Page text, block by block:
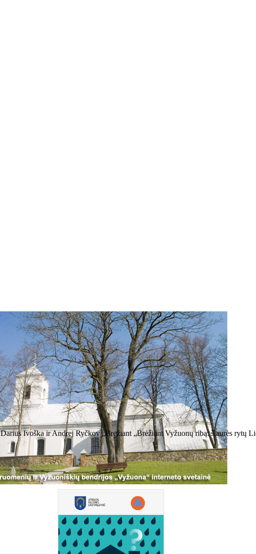
Darius Ivoška ir Andrej Ryčkov „Brėžiant „Brėžiant Vyžuonų ribą: šiaurės rytų